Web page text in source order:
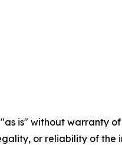
is" without warranty
or reliability of